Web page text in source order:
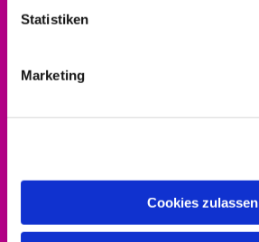
Statistiken
Marketing
Cookies zulassen
Kontakt aufnehmen